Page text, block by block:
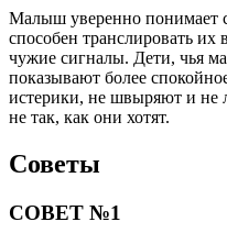
Малыш уверенно понимает
способен транслировать
чужие сигналы. Дети, чья
показывают более
истерики, не швыряют и не
не так, как они хотят.
Советы
СОВЕТ №1